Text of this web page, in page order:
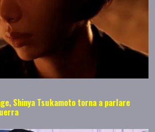
Shinya Tsukamoto torna a parlare